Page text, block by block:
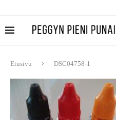
Etusivu DSC04758-1